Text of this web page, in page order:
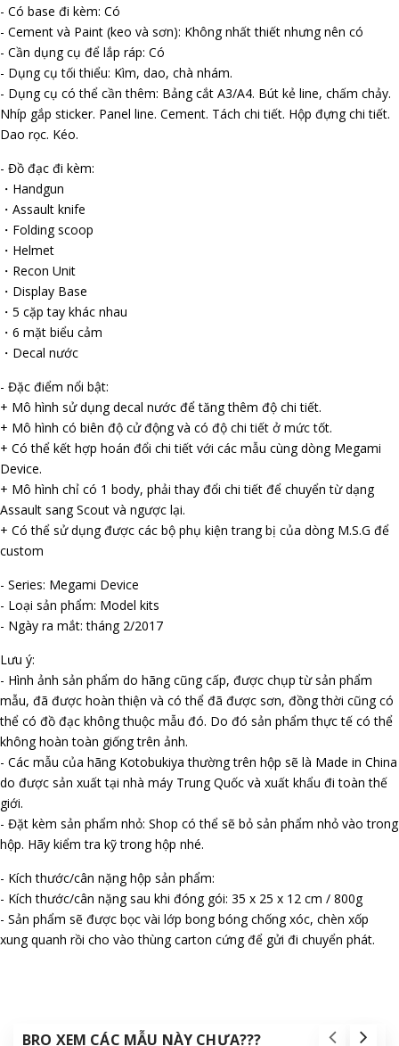
- Có base đi kèm: Có
- Cement và Paint (keo và sơn): Không nhất thiết nhưng nên có
- Cần dụng cụ để lắp ráp: Có
- Dụng cụ tối thiểu: Kìm, dao, chà nhám.
- Dụng cụ có thể cần thêm: Bảng cắt A3/A4. Bút kẻ line, chấm chảy.
Nhíp gắp sticker. Panel line. Cement. Tách chi tiết. Hộp đựng chi tiết.
Dao rọc. Kéo.
- Đồ đạc đi kèm:
・Handgun
・Assault knife
・Folding scoop
・Helmet
・Recon Unit
・Display Base
・5 cặp tay khác nhau
・6 mặt biểu cảm
・Decal nước
- Đặc điểm nổi bật:
+ Mô hình sử dụng decal nước để tăng thêm độ chi tiết.
+ Mô hình có biên độ cử động và có độ chi tiết ở mức tốt.
+ Có thể kết hợp hoán đổi chi tiết với các mẫu cùng dòng Megami
Device.
+ Mô hình chỉ có 1 body, phải thay đổi chi tiết để chuyển từ dạng
Assault sang Scout và ngược lại.
+ Có thể sử dụng được các bộ phụ kiện trang bị của dòng M.S.G để
custom
- Series: Megami Device
- Loại sản phẩm: Model kits
- Ngày ra mắt: tháng 2/2017
Lưu ý:
- Hình ảnh sản phẩm do hãng cũng cấp, được chụp từ sản phẩm
mẫu, đã được hoàn thiện và có thể đã được sơn, đồng thời cũng có
thể có đồ đạc không thuộc mẫu đó. Do đó sản phẩm thực tế có thể
không hoàn toàn giống trên ảnh.
- Các mẫu của hãng Kotobukiya thường trên hộp sẽ là Made in China
do được sản xuất tại nhà máy Trung Quốc và xuất khẩu đi toàn thế
giới.
- Đặt kèm sản phẩm nhỏ: Shop có thể sẽ bỏ sản phẩm nhỏ vào trong
hộp. Hãy kiểm tra kỹ trong hộp nhé.
- Kích thước/cân nặng hộp sản phẩm:
- Kích thước/cân nặng sau khi đóng gói: 35 x 25 x 12 cm / 800g
- Sản phẩm sẽ được bọc vài lớp bong bóng chống xóc, chèn xốp
xung quanh rồi cho vào thùng carton cứng để gửi đi chuyển phát.
BRO XEM CÁC MẪU NÀY CHƯA???